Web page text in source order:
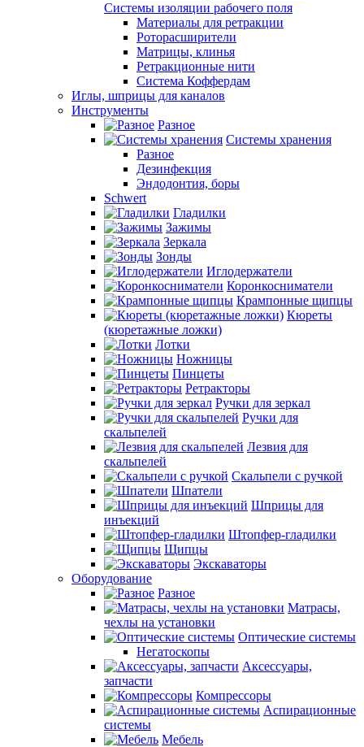
Системы изоляции рабочего поля
Материалы для ретракции
Роторасширители
Матрицы, клинья
Ретракционные нити
Система Коффердам
Иглы, шприцы для каналов
Инструменты
Разное
Системы хранения
Разное
Дезинфекция
Эндодонтия, боры
Schwert
Гладилки
Зажимы
Зеркала
Зонды
Иглодержатели
Коронкосниматели
Крампонные щипцы
Кюреты
(кюретажные ложки)
Лотки
Ножницы
Пинцеты
Ретракторы
Ручки для зеркал
Ручки для
скальпелей
Лезвия для
скальпелей
Скальпели с ручкой
Шпатели
Шприцы для
инъекций
Штопфер-гладилки
Щипцы
Экскаваторы
Оборудование
Разное
Матрасы,
чехлы на установки
Оптические системы
Негатоскопы
Аксессуары,
запчасти
Компрессоры
Аспирационные
системы
Мебель